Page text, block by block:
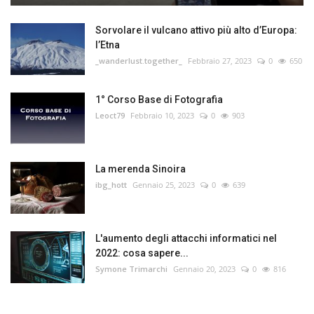
Sorvolare il vulcano attivo più alto d’Europa:
l’Etna
_wanderlust.together_ Febbraio 27, 2023 0 650
1° Corso Base di Fotografia
Leoct79 Febbraio 10, 2023 0 903
La merenda Sinoira
ibg_hott Gennaio 25, 2023 0 639
L'aumento degli attacchi informatici nel
2022: cosa sapere...
Symone Trimarchi Gennaio 20, 2023 0 816